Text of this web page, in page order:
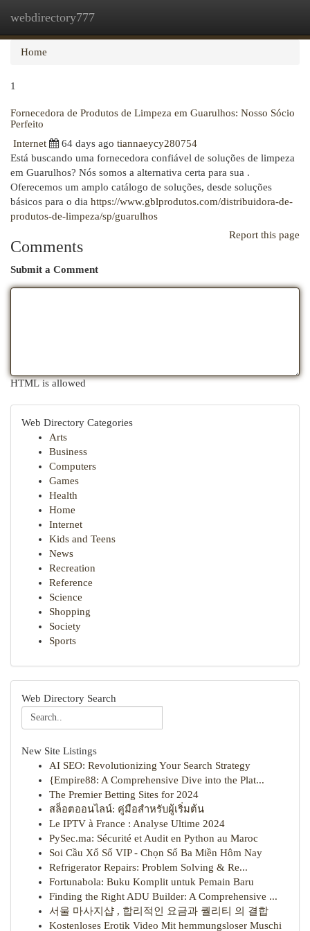
webdirectory777
Home
1
Fornecedora de Produtos de Limpeza em Guarulhos: Nosso Sócio
Perfeito
Internet
64 days ago tiannaeycy280754
Está buscando uma fornecedora confiável de soluções de limpeza
em Guarulhos? Nós somos a alternativa certa para sua .
Oferecemos um amplo catálogo de soluções, desde soluções
básicos para o dia https://www.gblprodutos.com/distribuidora-de-
produtos-de-limpeza/sp/guarulhos
Report this page
Comments
Submit a Comment
HTML is allowed
Web Directory Categories
Arts
Business
Computers
Games
Health
Home
Internet
Kids and Teens
News
Recreation
Reference
Science
Shopping
Society
Sports
Web Directory Search
New Site Listings
AI SEO: Revolutionizing Your Search Strategy
{Empire88: A Comprehensive Dive into the Plat...
The Premier Betting Sites for 2024
สล็อตออนไลน์: คู่มือสำหรับผู้เริ่มต้น
Le IPTV à France : Analyse Ultime 2024
PySec.ma: Sécurité et Audit en Python au Maroc
Soi Cầu Xổ Số VIP - Chọn Số Ba Miền Hôm Nay
Refrigerator Repairs: Problem Solving & Re...
Fortunabola: Buku Komplit untuk Pemain Baru
Finding the Right ADU Builder: A Comprehensive ...
서울 마사지샵 , 합리적인 요금과 퀄리티 의 결합
Kostenloses Erotik Video Mit hemmungsloser Muschi